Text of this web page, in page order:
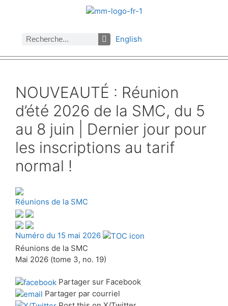
English
NOUVEAUTÉ : Réunion
d’été 2026 de la SMC, du 5
au 8 juin | Dernier jour pour
les inscriptions au tarif
normal !
Réunions de la SMC
Numéro du 15 mai 2026
Réunions de la SMC
Mai 2026 (tome 3, no. 19)
Partager sur Facebook
Partager par courriel